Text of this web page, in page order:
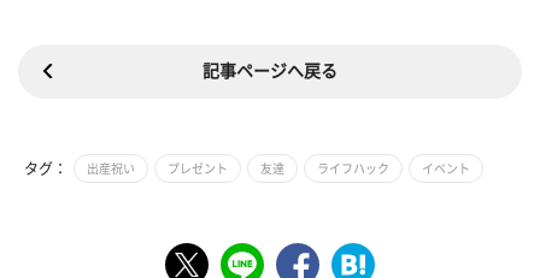
記事ページへ戻る
タグ： 出産祝い プレゼント 友達 ライフハック イベント